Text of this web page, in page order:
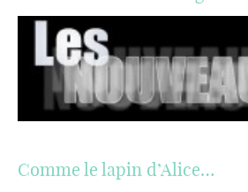
Comme le lapin d’Alice…